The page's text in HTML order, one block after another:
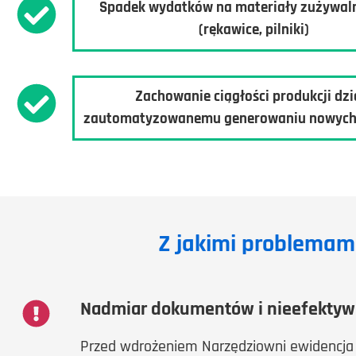
Spadek wydatkówna materiały
(rękawice, pilniki)
Zachowanie ciągłości produkcji
zautomatyzowanemu generowaniu
Z jakimi
Nadmiar dokumentów i
Przed wdrożeniem Narzędziowni